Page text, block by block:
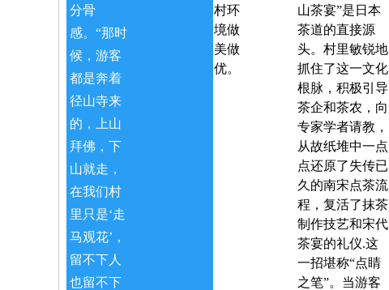
分骨
感。 “那时
候，游客
都是奔着
径山寺来
的，上山
拜佛，下
山就走，
在我们村
里只是‘走
马观花’，
留不下人
也留不下
村环
境做
美做
优。
山茶宴”是日本
茶道的直接源
头。村里敏锐地
抓住了这一文化
根脉，积极引导
茶企和茶农，向
专家学者请教，
从故纸堆中一点
点还原了失传已
久的南宋点茶流
程 ，复活了抹茶
制作技艺和宋代
茶宴的礼仪.这
一招堪称“点睛
之笔”。当游客